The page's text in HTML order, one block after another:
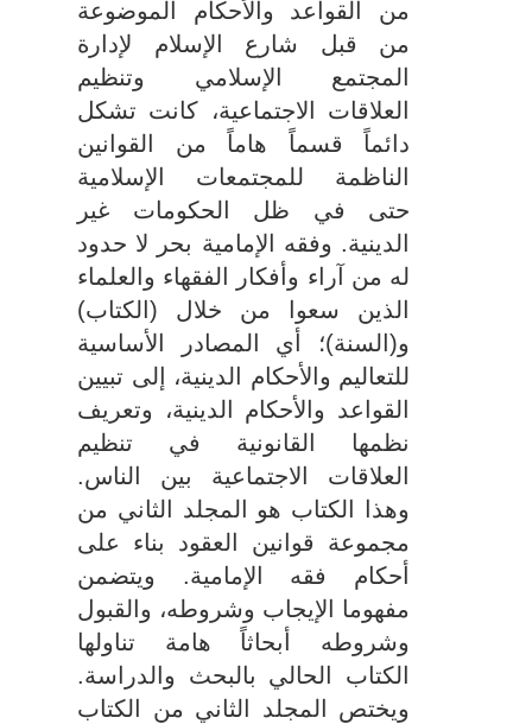
من القواعد والأحكام الموضوعة
من قبل شارع الإسلام لإدارة
المجتمع الإسلامي وتنظیم
العلاقات الاجتماعیة، كانت تشكل
دائماً قسماً هاماً من القوانین
الناظمة للمجتمعات الإسلامیة
حتى في ظل الحكومات غیر
الدینیة. وفقه الإمامیة بحر لا حدود
له من آراء وأفكار الفقهاء والعلماء
الذین سعوا من خلال (الكتاب)
و(السنة)؛ أي المصادر الأساسیة
للتعالیم والأحكام الدینیة، إلى تبیین
القواعد والأحكام الدینیة، وتعریف
نظمها القانونیة في تنظیم
العلاقات الاجتماعیة بین الناس.
وهذا الكتاب هو المجلد الثاني من
مجموعة قوانین العقود بناء على
أحكام فقه الإمامیة. ویتضمن
مفهوما الإیجاب وشروطه، والقبول
وشروطه أبحاثاً هامة تناولها
الكتاب الحالي بالبحث والدراسة.
ویختص المجلد الثاني من الكتاب